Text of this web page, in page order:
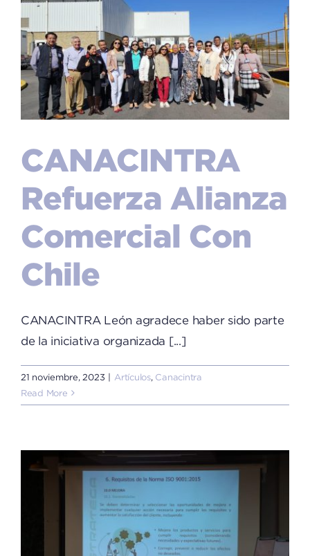
CANACINTRA
Refuerza Alianza
Comercial Con
Chile
CANACINTRA León agradece haber sido parte
de la iniciativa organizada [...]
21 noviembre, 2023 | Artículos, Canacintra
Read More